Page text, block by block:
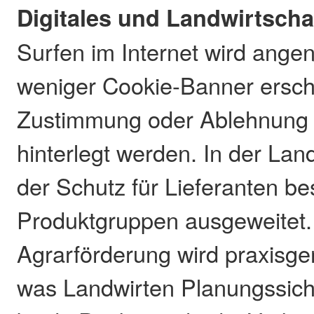
Digitales und
Surfen im Internet wird
weniger Cookie-Banner
Zustimmung oder
hinterlegt werden. In der
der Schutz für Lieferanten
Produktgruppen
Agrarförderung wird
was Landwirten